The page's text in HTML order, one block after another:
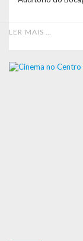
LER MAIS …